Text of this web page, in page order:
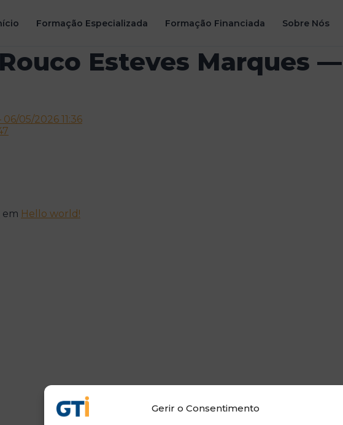
Gerir o Consentimento
Formação Especializada Formação Financiada Sobre Nós
Esteves Marques
05/2026 11:36
em Hello world!